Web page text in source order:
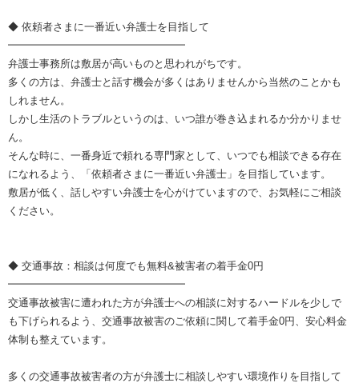
◆ 依頼者さまに一番近い弁護士を目指して
━━━━━━━━━━━━━━━━━
弁護士事務所は敷居が高いものと思われがちです。
多くの方は、弁護士と話す機会が多くはありませんから当然のことかも
しれません。
しかし生活のトラブルというのは、いつ誰が巻き込まれるか分かりませ
ん。
そんな時に、一番身近で頼れる専門家として、いつでも相談できる存在
になれるよう、「依頼者さまに一番近い弁護士」を目指しています。
敷居が低く、話しやすい弁護士を心がけていますので、お気軽にご相談
ください。
◆ 交通事故：相談は何度でも無料&被害者の着手金0円
━━━━━━━━━━━━━━━━━
交通事故被害に遭われた方が弁護士への相談に対するハードルを少しで
も下げられるよう、交通事故被害のご依頼に関して着手金0円、安心料金
体制も整えています。
多くの交通事故被害者の方が弁護士に相談しやすい環境作りを目指して